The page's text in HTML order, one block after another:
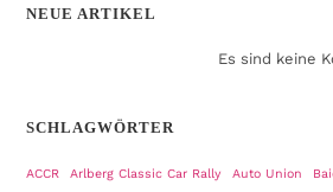
NEUE ARTIKEL
Es sind keine
SCHLAGWÖRTER
ACCR Arlberg Classic Car Rally Auto Union